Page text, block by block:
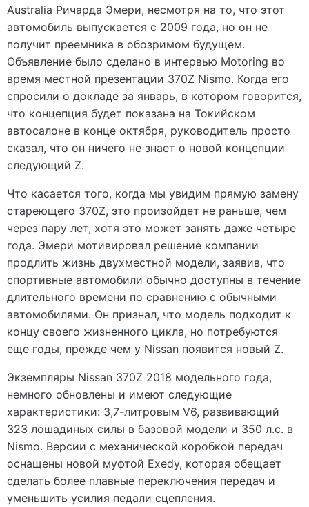
Australia Ричарда Эмери, несмотря на то, что этот
автомобиль выпускается с 2009 года, но он не
получит преемника в обозримом будущем.
Объявление было сделано в интервью Motoring во
время местной презентации 370Z Nismo. Когда его
спросили о докладе за январь, в котором говорится,
что концепция будет показана на Токийском
автосалоне в конце октября, руководитель просто
сказал, что он ничего не знает о новой концепции
следующий Z.
Что касается того, когда мы увидим прямую замену
стареющего 370Z, это произойдет не раньше, чем
через пару лет, хотя это может занять даже четыре
года. Эмери мотивировал решение компании
продлить жизнь двухместной модели, заявив, что
спортивные автомобили обычно доступны в течение
длительного времени по сравнению с обычными
автомобилями. Он признал, что модель подходит к
концу своего жизненного цикла, но потребуются
еще годы, прежде чем у Nissan появится новый Z.
Экземпляры Nissan 370Z 2018 модельного года,
немного обновлены и имеют следующие
характеристики: 3,7-литровым V6, развивающий
323 лошадиных силы в базовой модели и 350 л.с. в
Nismo. Версии с механической коробкой передач
оснащены новой муфтой Exedy, которая обещает
сделать более плавные переключения передач и
уменьшить усилия педали сцепления.